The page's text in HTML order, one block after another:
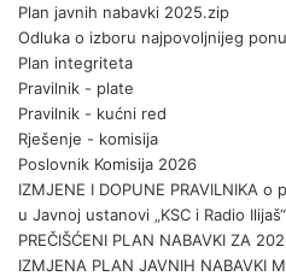
Plan javnih nabavki 2025.zip
Odluka o izboru najpovoljnijeg
Plan integriteta
Pravilnik - plate
Pravilnik - kućni red
Rješenje - komisija
Poslovnik Komisija 2026
IZMJENE I DOPUNE PRAVILNIKA
u Javnoj ustanovi „KSC i Radio Ilijaš“
PREČIŠĆENI PLAN NABAVKI ZA
IZMJENA PLAN JAVNIH NABAVKI